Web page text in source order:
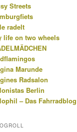
Streets
radelt
life on two wheels
Marunde
Radsalon
Berlin
– Das Fahrradblog